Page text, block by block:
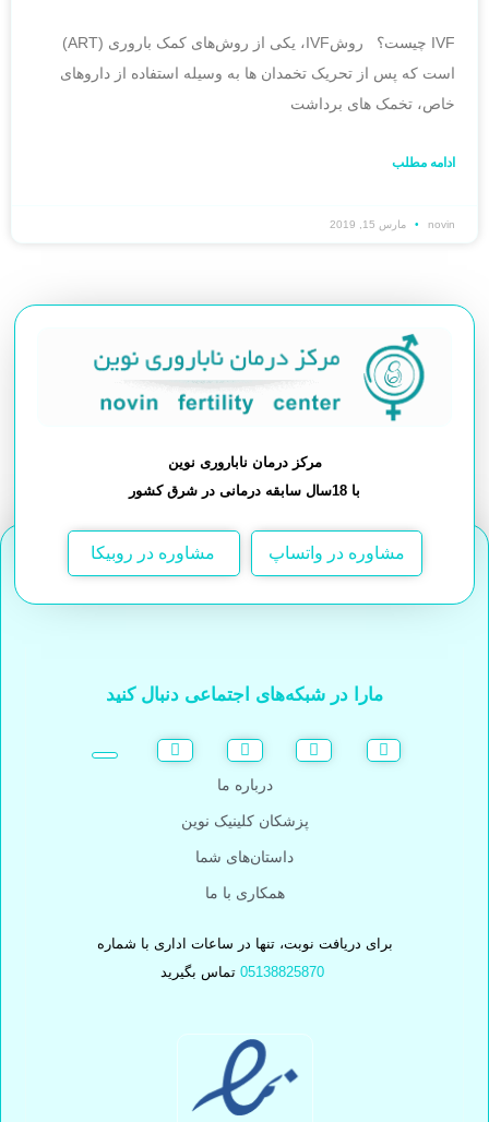
IVF چیست؟ روشIVF، یکی از روش‌های کمک باروری (ART)
است که پس از تحریک تخمدان ها به وسیله استفاده از داروهای
خاص، تخمک های برداشت
ادامه مطلب
novin مارس 15, 2019
مرکز درمان ناباروری نوین
با 18سال سابقه درمانی در شرق کشور
مشاوره در واتساپ مشاوره در روبیکا
مارا در شبکه‌های اجتماعی دنبال کنید
درباره ما
پزشکان کلینیک نوین
داستان‌های شما
همکاری با ما
برای دریافت نوبت، تنها در ساعات اداری با شماره
05138825870 تماس بگیرید